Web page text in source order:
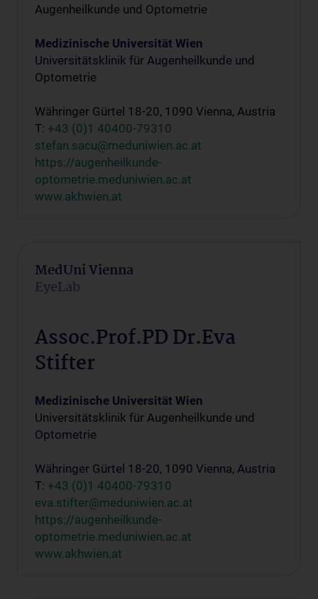
Augenheilkunde und Optometrie
Medizinische Universität Wien
Universitätsklinik für Augenheilkunde und
Optometrie
Währinger Gürtel 18-20, 1090 Vienna, Austria
T: +43 (0)1 40400-79310
stefan.sacu@meduniwien.ac.at
https://augenheilkunde-
optometrie.meduniwien.ac.at
www.akhwien.at
MedUni Vienna
EyeLab
Assoc.Prof.PD Dr.Eva
Stifter
Medizinische Universität Wien
Universitätsklinik für Augenheilkunde und
Optometrie
Währinger Gürtel 18-20, 1090 Vienna, Austria
T: +43 (0)1 40400-79310
eva.stifter@meduniwien.ac.at
https://augenheilkunde-
optometrie.meduniwien.ac.at
www.akhwien.at